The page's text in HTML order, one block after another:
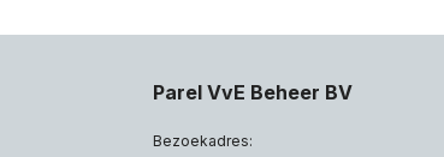
Parel VvE Beheer BV
Bezoekadres: